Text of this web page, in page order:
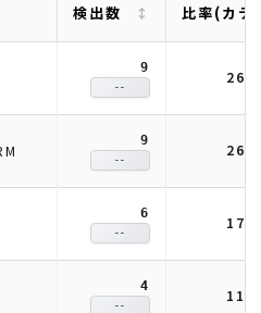
検出数 比率(カ
9
--
9
--
6
--
4
--